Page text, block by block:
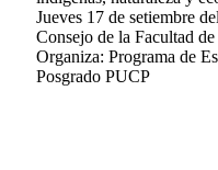
Jueves 17 de setiembre
Consejo de la Facultad
Organiza: Programa de
Posgrado PUCP